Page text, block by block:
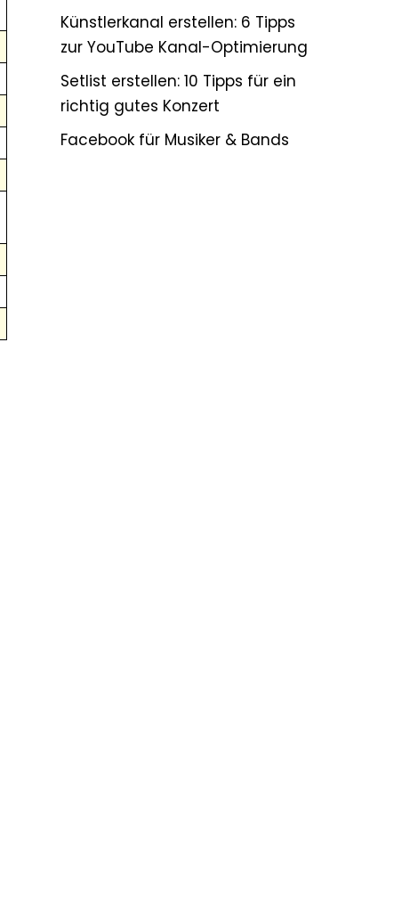
Künstlerkanal erstellen: 6 Tipps
zur YouTube Kanal-Optimierung
Setlist erstellen: 10 Tipps für ein
richtig gutes Konzert
Facebook für Musiker & Bands